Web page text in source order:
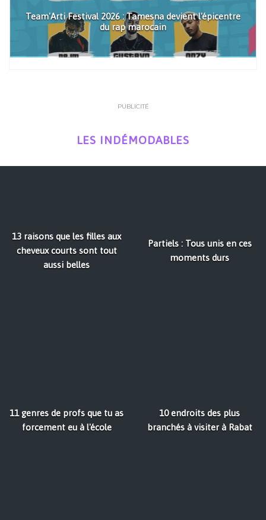
Team'Arti Festival 2026 : Tamesna devient l'épicentre
du rap marocain
PUBLICITÉ
LES INDÉMODABLES
13 raisons que les filles aux
cheveux courts sont tout
aussi belles
Partiels : Tous unis en ces
moments durs
11 genres de profs que tu as
forcement eu à l'école
10 endroits des plus
branchés à visiter à Rabat